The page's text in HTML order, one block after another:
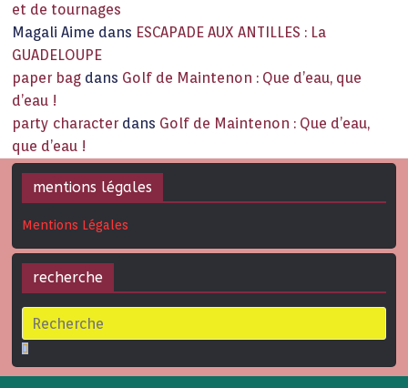
et de tournages
Magali Aime dans ESCAPADE AUX ANTILLES : La
GUADELOUPE
paper bag dans Golf de Maintenon : Que d’eau, que
d’eau !
party character dans Golf de Maintenon : Que d’eau,
que d’eau !
mentions légales
Mentions Légales
recherche